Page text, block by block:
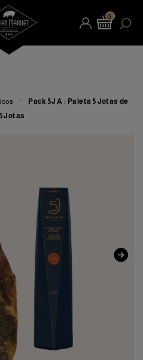
0
>
Pack 5J A : Paleta 5 Jotas de
Jotas